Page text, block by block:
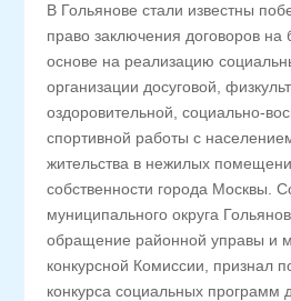
В Гольянове стали известны
право заключения договоров на
основе на реализацию
организации досуговой,
оздоровительной, социально-
спортивной работы с
жительства в нежилых
собственности города Москвы.
муниципального округа
обращение районной управы и
конкурсной Комиссии, признал
конкурса социальных программ